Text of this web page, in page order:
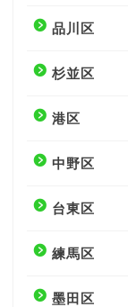
品川区
杉並区
港区
中野区
台東区
練馬区
墨田区